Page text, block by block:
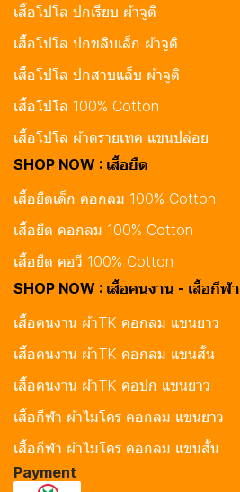
เสื้อโปโล ปกเรียบ ผ้าจูติ
เสื้อโปโล ปกขลิบเล็ก ผ้าจูติ
เสื้อโปโล ปกสาบแล็บ ผ้าจูติ
เสื้อโปโล 100% Cotton
เสื้อโปโล ผ้าดรายเทค แขนปล่อย
SHOP NOW : เสื้อยืด
เสื้อยืดเด็ก คอกลม 100% Cotton
เสื้อยืด คอกลม 100% Cotton
เสื้อยืด คอวี 100% Cotton
SHOP NOW : เสื้อคนงาน - เสื้อกีฬา
เสื้อคนงาน ผ้าTK คอกลม แขนยาว
เสื้อคนงาน ผ้าTK คอกลม แขนสั้น
เสื้อคนงาน ผ้าTK คอปก แขนยาว
เสื้อกีฬา ผ้าไมโคร คอกลม แขนยาว
เสื้อกีฬา ผ้าไมโคร คอกลม แขนสั้น
Payment